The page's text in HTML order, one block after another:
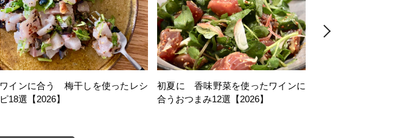
ワインに合う 梅干しを使ったレシ
ピ18選【2026】
初夏に 香味野菜を使ったワインに
合うおつまみ12選【2026】